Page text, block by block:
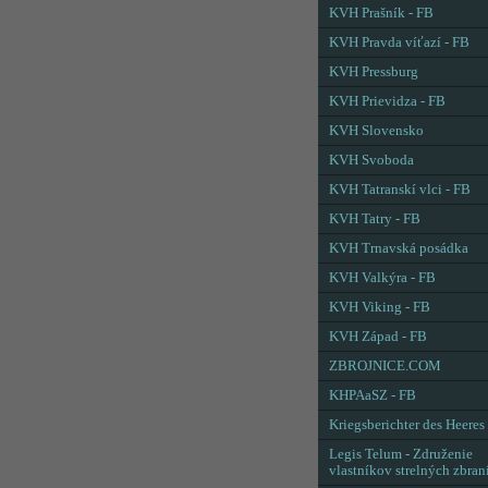
KVH Prašník - FB
KVH Pravda víťazí - FB
KVH Pressburg
KVH Prievidza - FB
KVH Slovensko
KVH Svoboda
KVH Tatranskí vlci - FB
KVH Tatry - FB
KVH Trnavská posádka
KVH Valkýra - FB
KVH Viking - FB
KVH Západ - FB
ZBROJNICE.COM
KHPAaSZ - FB
Kriegsberichter des Heeres
Legis Telum - Združenie
vlastníkov strelných